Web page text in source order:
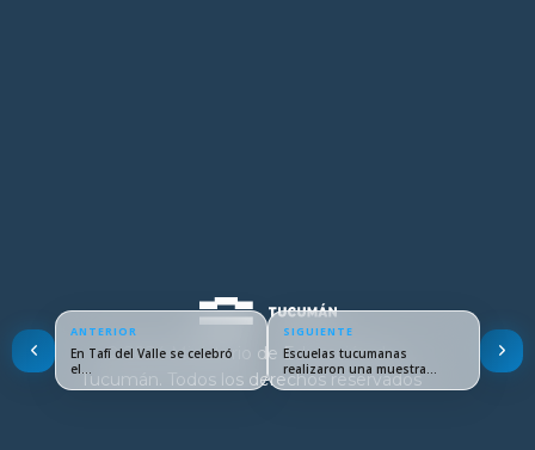
© 2024 Ministerio de Educación de
Tucumán. Todos los derechos reservados
ANTERIOR
En Tafí del Valle se celebró
el…
SIGUIENTE
Escuelas tucumanas
realizaron una muestra
provincial de…